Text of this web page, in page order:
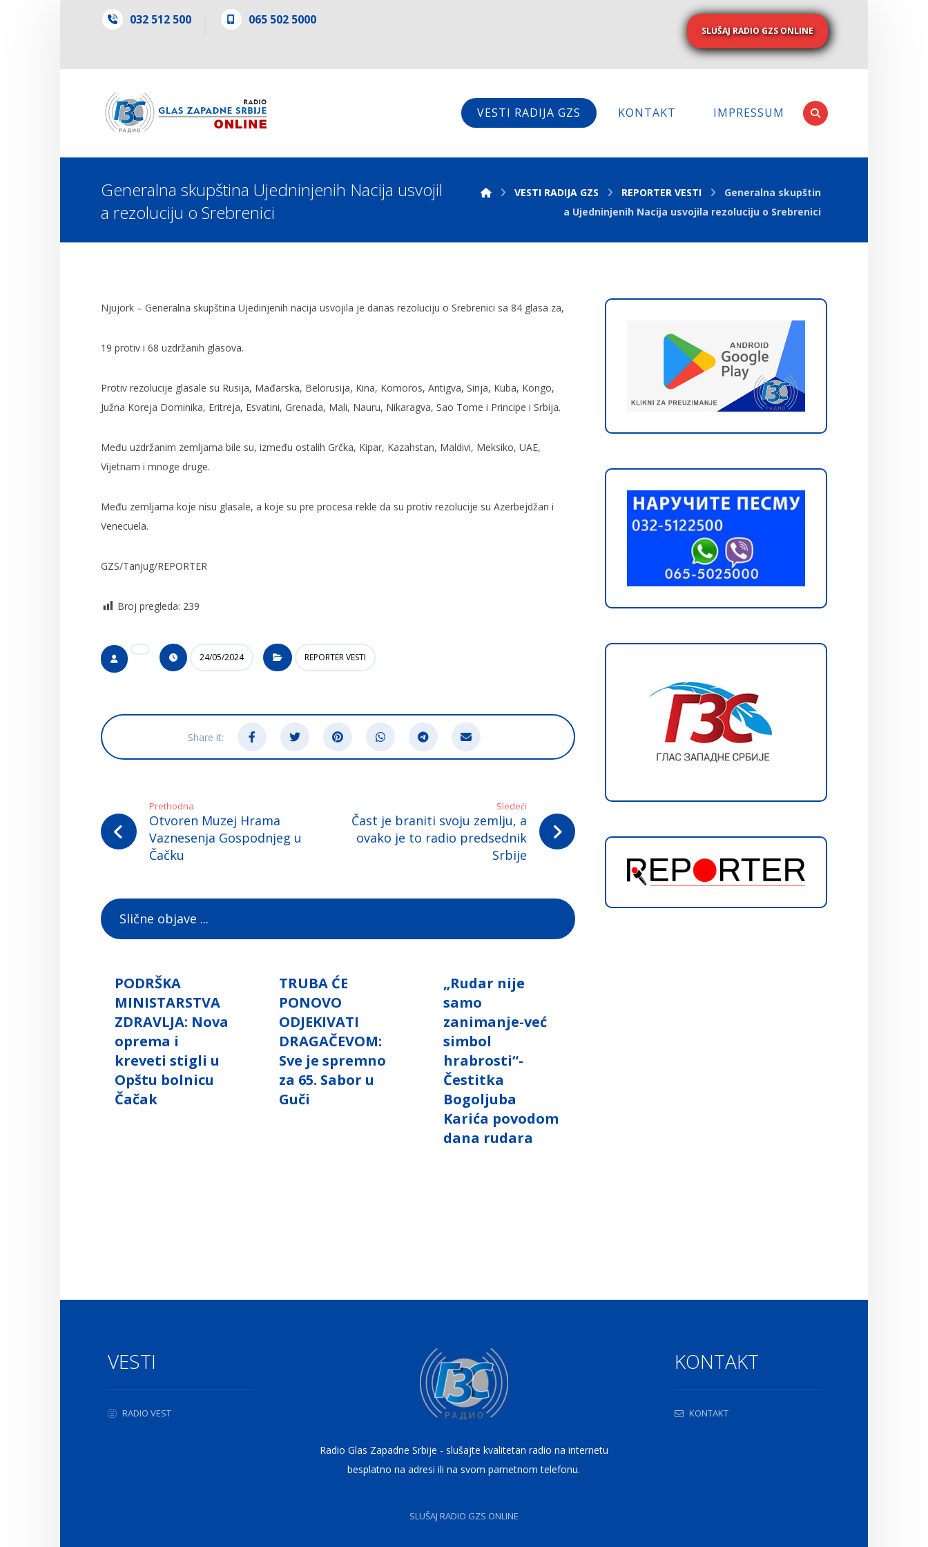
032 512 500 065 502 5000
SLUŠAJ RADIO GZS ONLINE
VESTI RADIJA GZS KONTAKT IMPRESSUM
Generalna skupština Ujedninjenih Nacija usvojil
a rezoluciju o Srebrenici
VESTI RADIJA GZS REPORTER VESTI
Generalna skupštin
a Ujedninjenih Nacija usvojila rezoluciju o Srebrenici
Njujork – Generalna skupština Ujedinjenih nacija usvojila je danas rezoluciju o Srebrenici sa 84 glasa za,
19 protiv i 68 uzdržanih glasova.
Protiv rezolucije glasale su Rusija, Mađarska, Belorusija, Kina, Komoros, Antigva, Sirija, Kuba, Kongo,
Južna Koreja Dominika, Eritreja, Esvatini, Grenada, Mali, Nauru, Nikaragva, Sao Tome i Principe i Srbija.
Među uzdržanim zemljama bile su, između ostalih Grčka, Kipar, Kazahstan, Maldivi, Meksiko, UAE,
Vijetnam i mnoge druge.
Među zemljama koje nisu glasale, a koje su pre procesa rekle da su protiv rezolucije su Azerbejdžan i
Venecuela.
GZS/Tanjug/REPORTER
Broj pregleda: 239
24/05/2024 REPORTER VESTI
Prethodna
Otvoren Muzej Hrama
Vaznesenja Gospodnjeg u
Čačku
Sledeći
Čast je braniti svoju zemlju, a
ovako je to radio predsednik
Srbije
Slične objave ...
PODRŠKA
MINISTARSTVA
ZDRAVLJA: Nova
oprema i
kreveti stigli u
Opštu bolnicu
Čačak
TRUBA ĆE
PONOVO
ODJEKIVATI
DRAGAČEVOM:
Sve je spremno
za 65. Sabor u
Guči
„Rudar nije
samo
zanimanje-već
simbol
hrabrosti“-
Čestitka
Bogoljuba
Karića povodom
dana rudara
VESTI
RADIO VEST
Radio Glas Zapadne Srbije - slušajte kvalitetan radio na internetu
besplatno na adresi ili na svom pametnom telefonu.
SLUŠAJ RADIO GZS ONLINE
KONTAKT
KONTAKT